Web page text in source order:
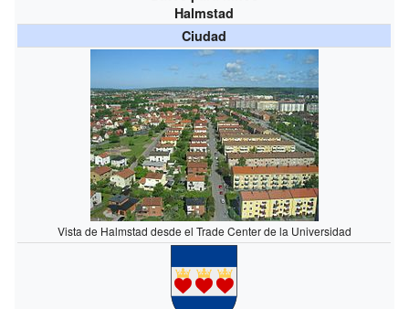
Halmstad
Ciudad
Vista de Halmstad desde el Trade Center de la Universidad